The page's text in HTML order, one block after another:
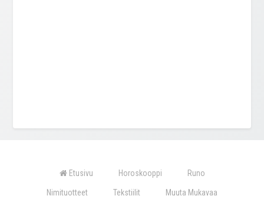
Etusivu Horoskooppi Runo
Nimituotteet Tekstiilit Muuta Mukavaa